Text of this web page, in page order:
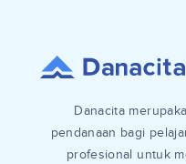
Danacita
pendanaan bagi
profesional untuk